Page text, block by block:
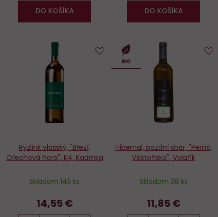
DO KOŠÍKA DO KOŠÍKA
Ryzlink vlašský, "Březí,
Ořechová hora", K4, Kadrnka
Skladom 145 ks
14,55 €
BIO
Hibernal, pozdní sběr, "Perná,
Věstoňsko", Volařík
Skladom 38 ks
11,85 €